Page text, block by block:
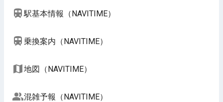
駅基本情報（NAVITIME）
乗換案内（NAVITIME）
地図（NAVITIME）
混雑予報（NAVITIME）